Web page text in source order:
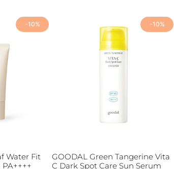
-10%
Water Fit
-10%
GOODAL Green Tangerine Vita
C Dark Spot Care Sun Serum